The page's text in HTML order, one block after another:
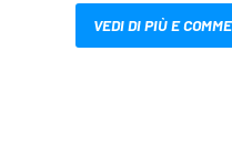
VEDI DI PIÙ E